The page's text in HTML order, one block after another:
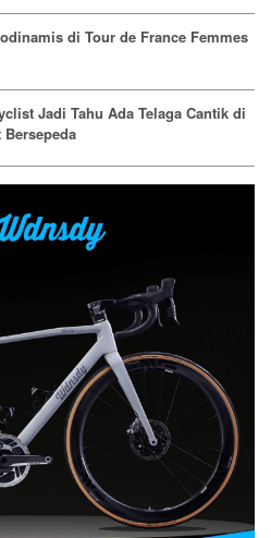
di Tour de France Femmes
Jadi Tahu Ada Telaga Cantik di